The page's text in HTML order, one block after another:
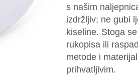
s našim
izdržljiv; ne gubi
kiseline. Stoga
rukopisa ili
metode i
prihvatljivim.